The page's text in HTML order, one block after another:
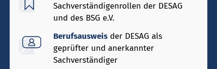
Sachverständigenrollen der DESAG
und des BSG e.V.
Berufsausweis der DESAG als
geprüfter und anerkannter
Sachverständiger